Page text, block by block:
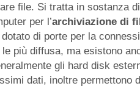
file. Si tratta in sostanza
per l’archiviazione di
di porte per la
più diffusa, ma esistono
gli hard disk
dati, inoltre permettono